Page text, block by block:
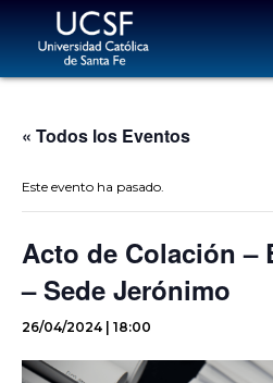
« Todos los Eventos
Este evento ha pasado.
Acto de Colación –
– Sede Jerónimo
26/04/2024 | 18:00